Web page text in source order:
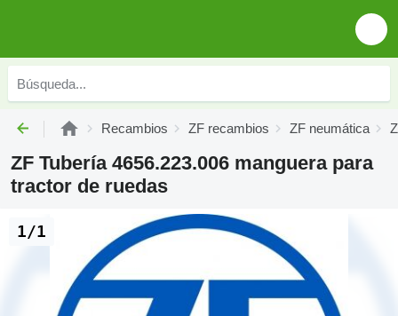
Recambios ZF recambios ZF neumática
ZF Tubería 4656.223.006 manguera para
tractor de ruedas
1/1